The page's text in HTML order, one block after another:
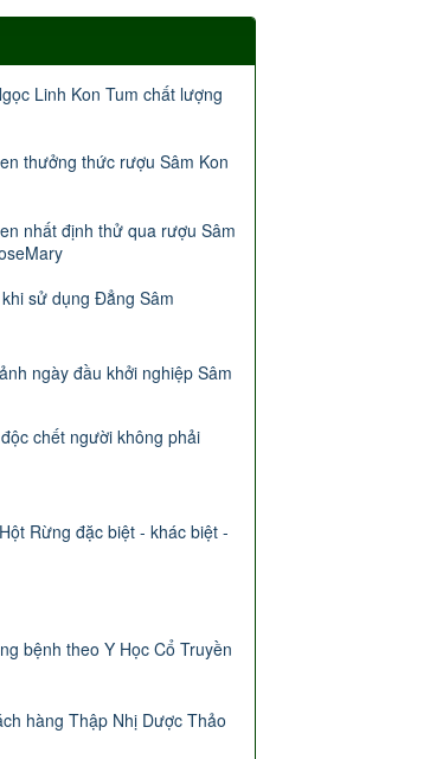
Linh Kon Tum chất lượng
thưởng thức rượu Sâm Kon
nhất định thử qua rượu Sâm
sử dụng Đẳng Sâm
ngày đầu khởi nghiệp Sâm
chết người không phải
Rừng đặc biệt - khác biệt -
bệnh theo Y Học Cổ Truyền
hàng Thập Nhị Dược Thảo